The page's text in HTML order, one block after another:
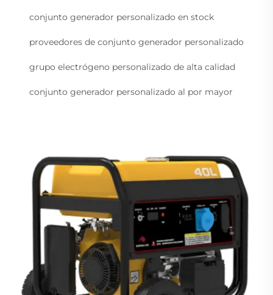
conjunto generador personalizado en stock
proveedores de conjunto generador personalizado
grupo electrógeno personalizado de alta calidad
conjunto generador personalizado al por mayor